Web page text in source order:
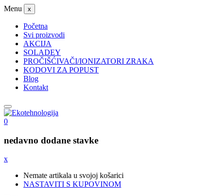
Menu x
Početna
Svi proizvodi
AKCIJA
SOLADEY
PROČIŠĆIVAČI/IONIZATORI ZRAKA
KODOVI ZA POPUST
Blog
Kontakt
0
nedavno dodane stavke
x
Nemate artikala u svojoj košarici
NASTAVITI S KUPOVINOM